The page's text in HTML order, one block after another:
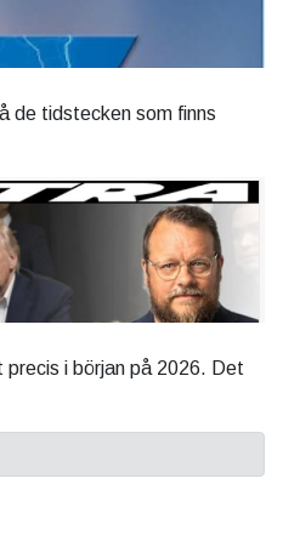
de tidstecken som finns
i början på 2026. Det